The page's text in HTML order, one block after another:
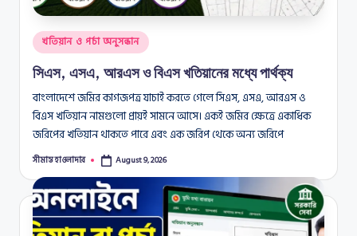
c
e
Posted
in
খতিয়ান ও পর্চা অনুসন্ধান
সিএস, এসএ, আরএস ও বিএস খতিয়ানের মধ্যে পার্থক্য
বাংলাদেশে জমির কাগজপত্র যাচাই করতে গেলে সিএস, এসএ, আরএস ও
বিএস খতিয়ান নামগুলো প্রায়ই সামনে আসে। একই জমির ক্ষেত্রে একাধিক
জরিপের খতিয়ান থাকতে পারে এবং এক জরিপ থেকে অন্য জরিপে
Posted
সীমান্ত হাওলাদার August 9, 2026